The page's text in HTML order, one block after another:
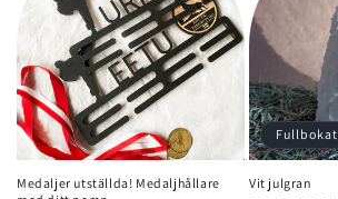
Medaljer utställda! Medaljhållare
Fullbokat
Vit julgran